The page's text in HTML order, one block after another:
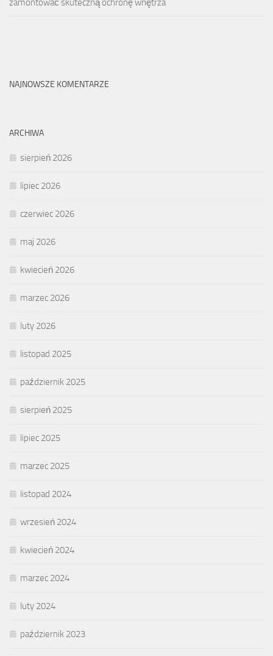
zamontować skuteczną ochronę wnętrza
NAJNOWSZE KOMENTARZE
ARCHIWA
sierpień 2026
lipiec 2026
czerwiec 2026
maj 2026
kwiecień 2026
marzec 2026
luty 2026
listopad 2025
październik 2025
sierpień 2025
lipiec 2025
marzec 2025
listopad 2024
wrzesień 2024
kwiecień 2024
marzec 2024
luty 2024
październik 2023